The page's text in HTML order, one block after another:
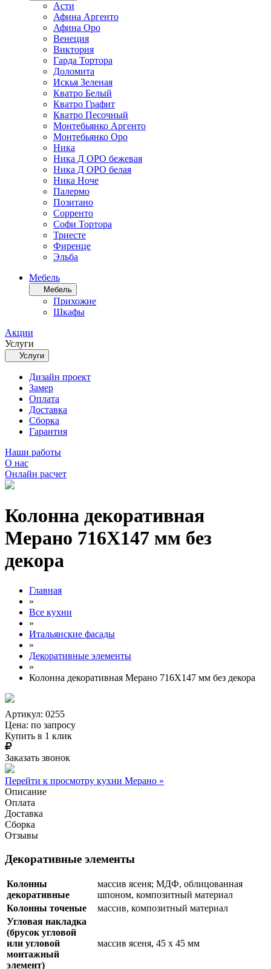
Асти
Афина Аргенто
Афина Оро
Венеция
Виктория
Гарда Тортора
Доломита
Искья Зеленая
Кватро Белый
Кватро Графит
Кватро Песочный
Монтебьянко Аргенто
Монтебьянко Оро
Ника
Ника Д ОРО бежевая
Ника Д ОРО белая
Ника Ноче
Палермо
Позитано
Сорренто
Софи Тортора
Триесте
Фиренце
Эльба
Мебель
Мебель
Прихожие
Шкафы
Акции
Услуги
Услуги
Дизайн проект
Замер
Оплата
Доставка
Сборка
Гарантия
Наши работы
О нас
Онлайн расчет
Колонна декоративная
Мерано 716Х147 мм без
декора
Главная
»
Все кухни
»
Итальянские фасады
»
Декоративные элементы
»
Колонна декоративная Мерано 716Х147 мм без декора
Артикул: 0255
Цена: по запросу
Купить в 1 клик
Заказать звонок
Перейти к просмотру кухни Мерано »
Описание
Оплата
Доставка
Сборка
Отзывы
Декоративные элементы
Колонны
декоративные
массив ясеня; МДФ, облицованная
шпоном, композитный материал
Колонны точеные
массив, композитный материал
Угловая накладка
(брусок угловой
или угловой
монтажный
элемент)
массив ясеня, 45 х 45 мм